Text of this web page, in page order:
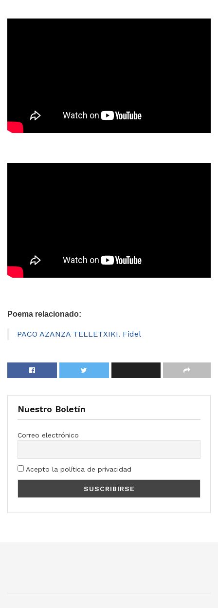
Poema relacionado:
PACO AZANZA TELLETXIKI. Fidel
Nuestro Boletín
Correo electrónico
Acepto la política de privacidad